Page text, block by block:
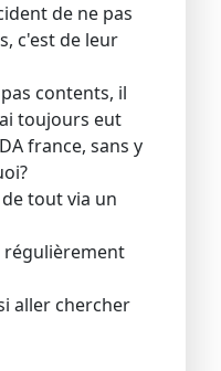
de ne pas
c'est de leur
contents, il
toujours eut
france, sans y
tout via un
régulièrement
aller chercher